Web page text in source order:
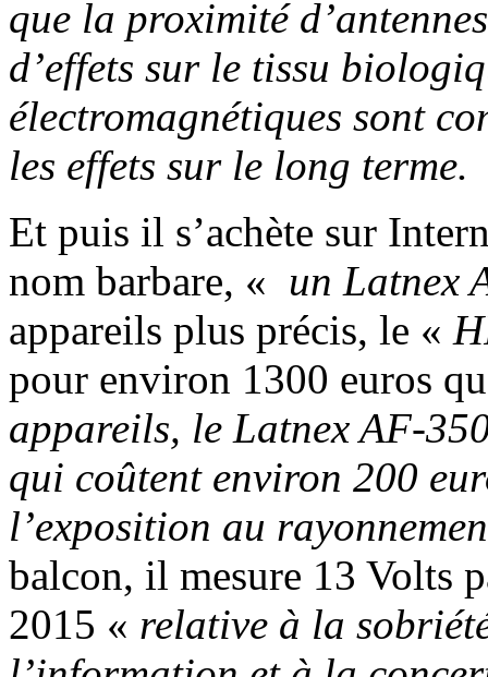
que la proximité
d’effets sur le tissu
électromagnétiques sont
les effets sur le long terme.
Et puis il s’achète sur
nom barbare, « un Latnex
appareils plus précis, le «
pour environ 1300 euros
appareils, le Latnex AF-
qui coûtent environ 200
l’exposition au
balcon, il mesure 13 Volts
2015 « relative à la